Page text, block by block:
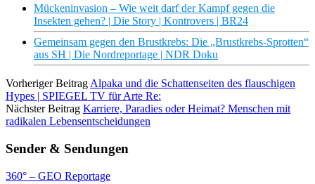
Mückeninvasion – Wie weit darf der Kampf gegen die
Insekten gehen? | Die Story | Kontrovers | BR24
Gemeinsam gegen den Brustkrebs: Die „Brustkrebs-Sprotten“
aus SH | Die Nordreportage | NDR Doku
Vorheriger Beitrag Alpaka und die Schattenseiten des flauschigen
Hypes | SPIEGEL TV für Arte Re:
Nächster Beitrag Karriere, Paradies oder Heimat? Menschen mit
radikalen Lebensentscheidungen
Sender & Sendungen
360° – GEO Reportage